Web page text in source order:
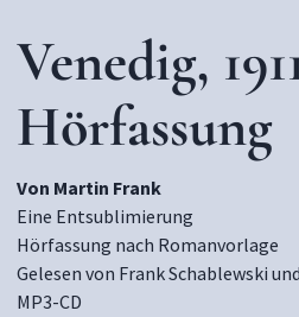
Venedig,
Hörfassung
Von Martin Frank
Eine Entsublimierung
Hörfassung nach Romanvorlage
Gelesen von Frank Schablewski
MP3-CD